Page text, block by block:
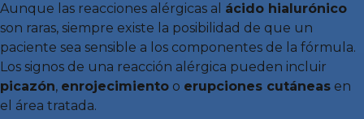
Aunque las reacciones alérgicas al ácido hialurónico
son raras, siempre existe la posibilidad de que un
paciente sea sensible a los componentes de la fórmula.
Los signos de una reacción alérgica pueden incluir
picazón, enrojecimiento o erupciones cutáneas en
el área tratada.